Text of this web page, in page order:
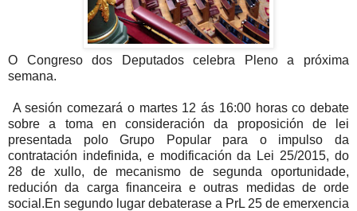
O Congreso dos Deputados celebra Pleno a próxima
semana.
A sesión comezará o martes 12 ás 16:00 horas co debate
sobre a toma en consideración da proposición de lei
presentada polo Grupo Popular para o impulso da
contratación indefinida, e modificación da Lei 25/2015, do
28 de xullo, de mecanismo de segunda oportunidade,
redución da carga financeira e outras medidas de orde
social.En segundo lugar debaterase a PrL 25 de emerxencia